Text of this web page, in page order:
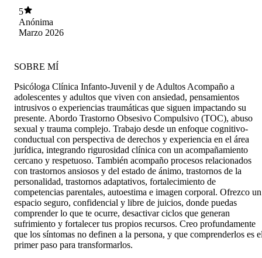
5
Anónima
Marzo 2026
SOBRE MÍ
Psicóloga Clínica Infanto-Juvenil y de Adultos Acompaño a
adolescentes y adultos que viven con ansiedad, pensamientos
intrusivos o experiencias traumáticas que siguen impactando su
presente. Abordo Trastorno Obsesivo Compulsivo (TOC), abuso
sexual y trauma complejo. Trabajo desde un enfoque cognitivo-
conductual con perspectiva de derechos y experiencia en el área
jurídica, integrando rigurosidad clínica con un acompañamiento
cercano y respetuoso. También acompaño procesos relacionados
con trastornos ansiosos y del estado de ánimo, trastornos de la
personalidad, trastornos adaptativos, fortalecimiento de
competencias parentales, autoestima e imagen corporal. Ofrezco un
espacio seguro, confidencial y libre de juicios, donde puedas
comprender lo que te ocurre, desactivar ciclos que generan
sufrimiento y fortalecer tus propios recursos. Creo profundamente
que los síntomas no definen a la persona, y que comprenderlos es
primer paso para transformarlos.